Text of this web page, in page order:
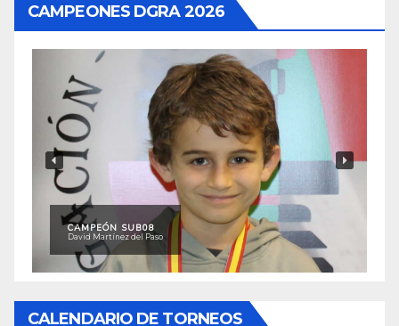
CAMPEONES DGRA 2026
CAMPEÓN SUB08
David Martínez del Paso
CALENDARIO DE TORNEOS